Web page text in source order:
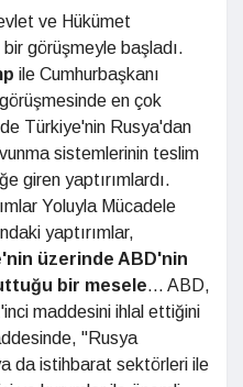
ve Hükümet
görüşmeyle başladı.
ile Cumhurbaşkanı
en çok
Türkiye'nin Rusya'dan
sistemlerinin teslim
giren yaptırımlardı.
Yoluyla Mücadele
yaptırımlar,
üzerinde ABD'nin
bir mesele... ABD,
maddesini ihlal ettiğini
"Rusya
da istihbarat sektörleri ile